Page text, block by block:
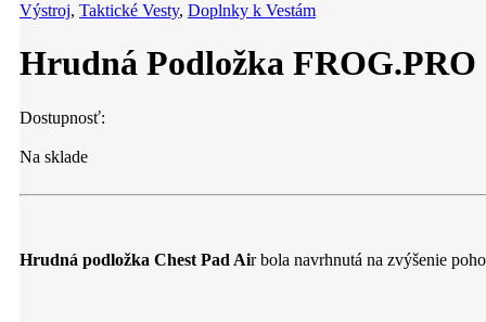
Výstroj, Taktické Vesty, Doplnky k Vestám
Hrudná Podložka
Dostupnosť:
Na sklade
Hrudná podložka Chest Pad Air bola navrhnutá na zvýšenie